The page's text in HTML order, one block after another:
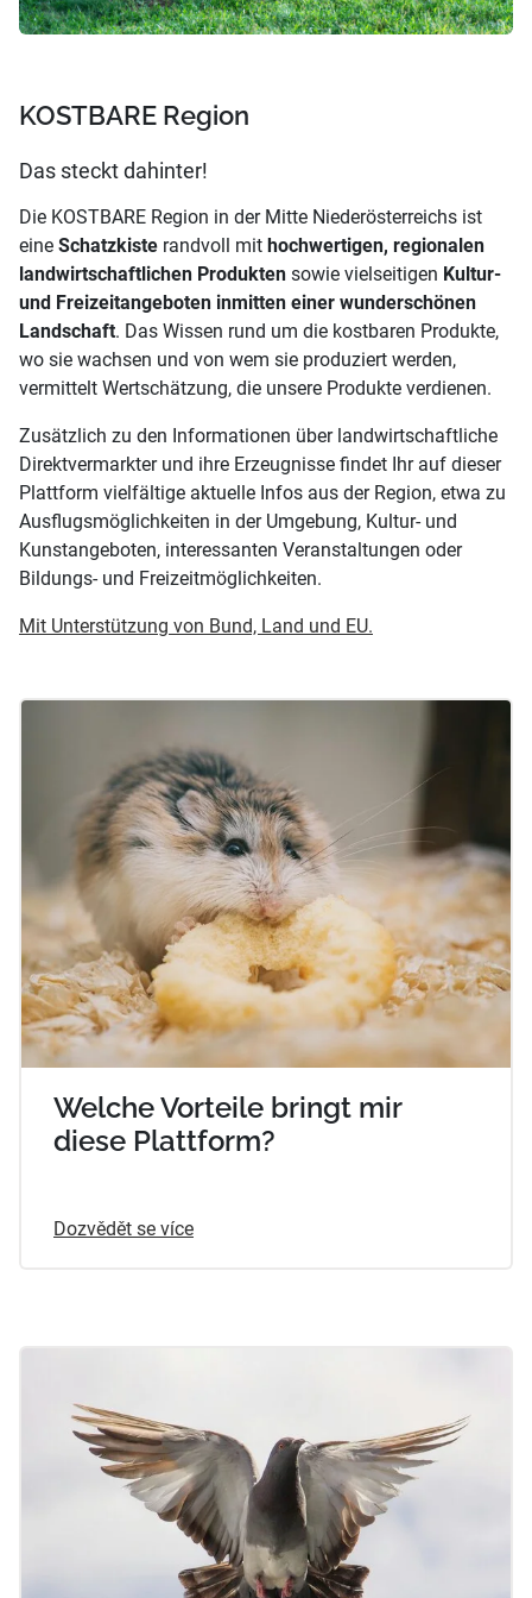
KOSTBARE Region
Das steckt dahinter!
Die KOSTBARE Region in der Mitte Niederösterreichs ist
eine Schatzkiste randvoll mit hochwertigen, regionalen
landwirtschaftlichen Produkten sowie vielseitigen Kultur-
und Freizeitangeboten inmitten einer wunderschönen
Landschaft. Das Wissen rund um die kostbaren Produkte,
wo sie wachsen und von wem sie produziert werden,
vermittelt Wertschätzung, die unsere Produkte verdienen.
Zusätzlich zu den Informationen über landwirtschaftliche
Direktvermarkter und ihre Erzeugnisse findet Ihr auf dieser
Plattform vielfältige aktuelle Infos aus der Region, etwa zu
Ausflugsmöglichkeiten in der Umgebung, Kultur- und
Kunstangeboten, interessanten Veranstaltungen oder
Bildungs- und Freizeitmöglichkeiten.
Mit Unterstützung von Bund, Land und EU.
Welche Vorteile bringt mir
diese Plattform?
Dozvědět se více